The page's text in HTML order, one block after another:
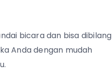
bicara dan bisa dibilang
Anda dengan mudah